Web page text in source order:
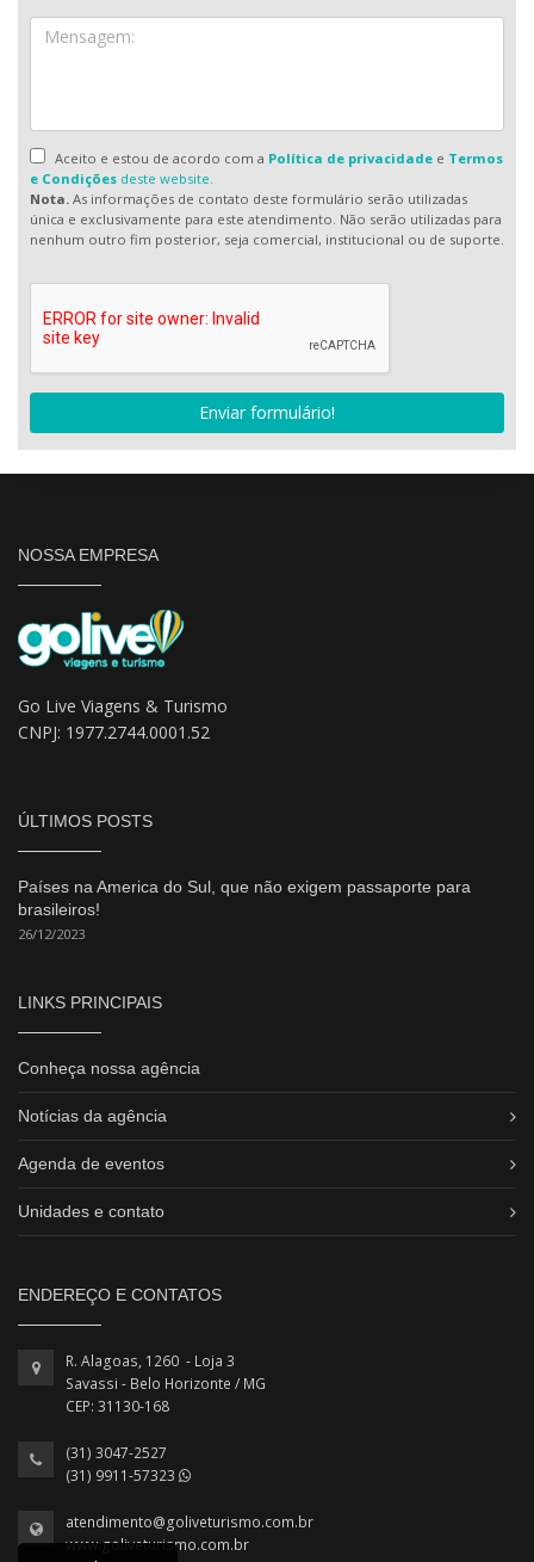
Aceito e estou de acordo com a Política de privacidadee Termos
e Condições deste website.
Nota. As informações de contato deste formulário serão utilizadas
única e exclusivamente para este atendimento. Não serão utilizadas para
nenhum outro fim posterior, seja comercial, institucional ou de suporte.
Enviar formulário!
NOSSA EMPRESA
Go Live Viagens & Turismo
CNPJ: 1977.2744.0001.52
ÚLTIMOS POSTS
Países na America do Sul, que não exigem passaporte para
brasileiros!
26/12/2023
LINKS PRINCIPAIS
Conheça nossa agência
Notícias da agência
Agenda de eventos
Unidades e contato
ENDEREÇO E CONTATOS
R. Alagoas, 1260 - Loja 3
Savassi - Belo Horizonte / MG
CEP: 31130-168
(31) 3047-2527
(31) 9911-57323
atendimento@goliveturismo.com.br
www.goliveturismo.com.br